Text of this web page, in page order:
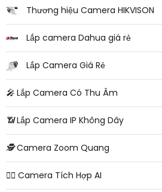
Thương hiệu Camera HIKVISON
Lắp camera Dahua giá rẻ
Lắp Camera Giá Rẻ
️🎤️ Lắp Camera Có Thu Âm
📶Lắp Camera IP Không Dây
🕵️Camera Zoom Quang
🧛‍♀️ Camera Tích Hợp AI